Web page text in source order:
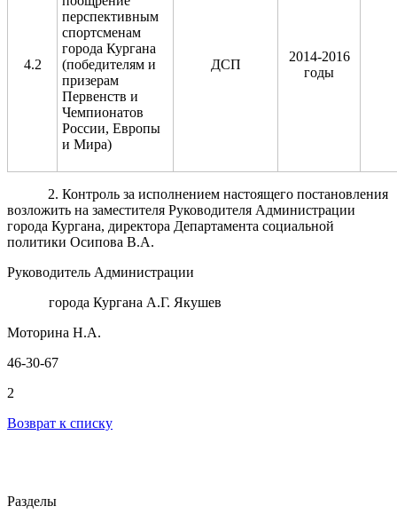
4.2
перспективным
спортсменам
города Кургана
(победителям и
призерам
Первенств и
Чемпионатов
России, Европы
и Мира)
ДСП
2014-2016
годы
2. Контроль за исполнением настоящего постановления
возложить на заместителя Руководителя Администрации
города Кургана, директора Департамента социальной
политики Осипова В.А.
Руководитель Администрации
города Кургана А.Г. Якушев
Моторина Н.А.
46-30-67
2
Возврат к списку
Разделы